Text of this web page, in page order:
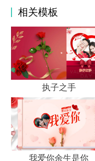
相关模板
执子之手
我爱你余生是你